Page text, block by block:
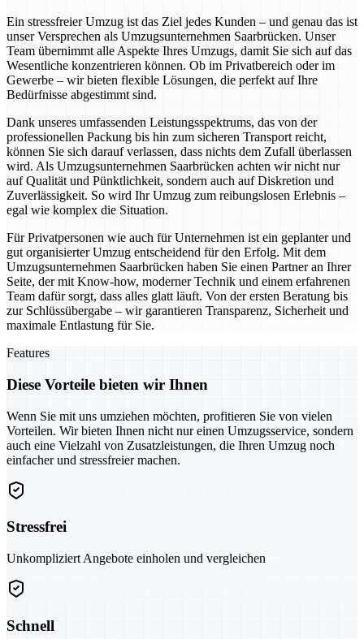
Ein stressfreier Umzug ist das Ziel jedes Kunden – und genau das ist
unser Versprechen als Umzugsunternehmen Saarbrücken. Unser
Team übernimmt alle Aspekte Ihres Umzugs, damit Sie sich auf das
Wesentliche konzentrieren können. Ob im Privatbereich oder im
Gewerbe – wir bieten flexible Lösungen, die perfekt auf Ihre
Bedürfnisse abgestimmt sind.
Dank unseres umfassenden Leistungsspektrums, das von der
professionellen Packung bis hin zum sicheren Transport reicht,
können Sie sich darauf verlassen, dass nichts dem Zufall überlassen
wird. Als Umzugsunternehmen Saarbrücken achten wir nicht nur
auf Qualität und Pünktlichkeit, sondern auch auf Diskretion und
Zuverlässigkeit. So wird Ihr Umzug zum reibungslosen Erlebnis –
egal wie komplex die Situation.
Für Privatpersonen wie auch für Unternehmen ist ein geplanter und
gut organisierter Umzug entscheidend für den Erfolg. Mit dem
Umzugsunternehmen Saarbrücken haben Sie einen Partner an Ihrer
Seite, der mit Know-how, moderner Technik und einem erfahrenen
Team dafür sorgt, dass alles glatt läuft. Von der ersten Beratung bis
zur Schlüssübergabe – wir garantieren Transparenz, Sicherheit und
maximale Entlastung für Sie.
Features
Diese Vorteile bieten wir Ihnen
Wenn Sie mit uns umziehen möchten, profitieren Sie von vielen
Vorteilen. Wir bieten Ihnen nicht nur einen Umzugsservice, sondern
auch eine Vielzahl von Zusatzleistungen, die Ihren Umzug noch
einfacher und stressfreier machen.
Stressfrei
Unkompliziert Angebote einholen und vergleichen
Schnell